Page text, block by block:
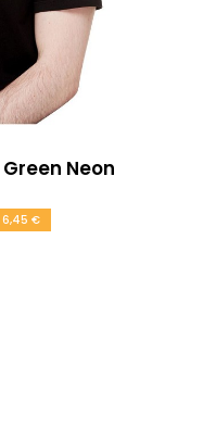
Neon
6,45 €